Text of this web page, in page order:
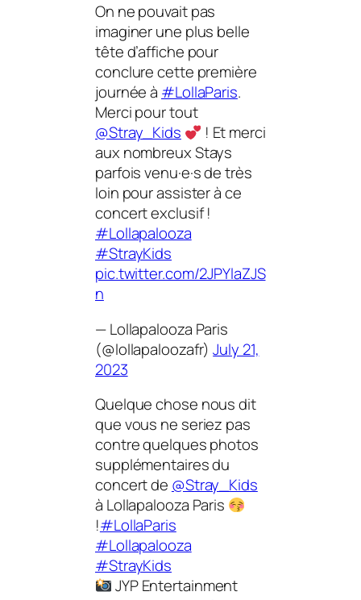
On ne pouvait pas
imaginer une plus belle
tête d’affiche pour
conclure cette première
journée à #LollaParis.
Merci pour tout
@Stray_Kids
! Et merci
aux nombreux Stays
parfois venu·e·s de très
loin pour assister à ce
concert exclusif !
#Lollapalooza
#StrayKids
pic.twitter.com/2JPYlaZJS
n
— Lollapalooza Paris
(@lollapaloozafr)July 21,
2023
Quelque chose nous dit
que vous ne seriez pas
contre quelques photos
supplémentaires du
concert de @Stray_Kids
à Lollapalooza Paris
!#LollaParis
#Lollapalooza
#StrayKids
JYP Entertainment